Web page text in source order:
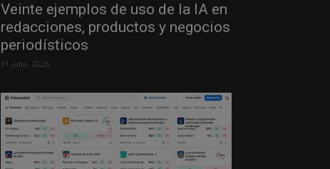
Veinte ejemplos de uso de la IA en
redacciones, productos y negocios
periodísticos
31 julio, 2026